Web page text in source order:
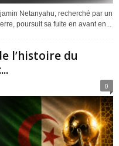
Netanyahu, recherché par un
poursuit sa fuite en avant en...
l’histoire du
0